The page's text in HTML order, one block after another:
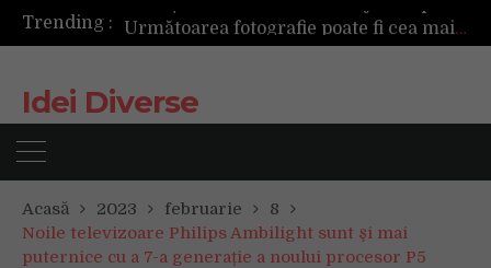
Trending :
Mașinile de spălat și uscătoarele bazate pe inteligență artificială îți cunosc hainele mai bine decât tine
Idei Diverse
Acasă 2023 februarie
8
Noile televizoare Philips Ambilight sunt şi mai
puternice cu a 7-a generație a noului procesor P5